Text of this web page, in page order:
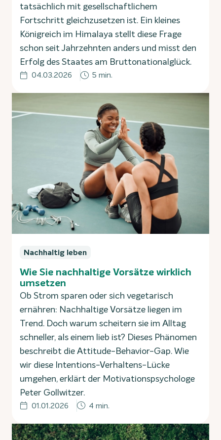
tatsächlich mit gesellschaftlichem
Fortschritt gleichzusetzen ist. Ein kleines
Königreich im Himalaya stellt diese Frage
schon seit Jahrzehnten anders und misst den
Erfolg des Staates am Bruttonationalglück.
04.03.2026 5 min.
Nachhaltig leben
Wie Sie nachhaltige Vorsätze wirklich
umsetzen
Ob Strom sparen oder sich vegetarisch
ernähren: Nachhaltige Vorsätze liegen im
Trend. Doch warum scheitern sie im Alltag
schneller, als einem lieb ist? Dieses Phänomen
beschreibt die Attitude-Behavior-Gap. Wie
wir diese Intentions-Verhaltens-Lücke
umgehen, erklärt der Motivationspsychologe
Peter Gollwitzer.
01.01.2026 4 min.